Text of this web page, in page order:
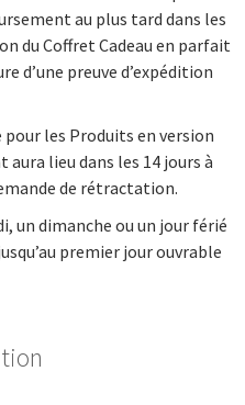
au plus tard dans les
du Coffret Cadeau en parfait
d’une preuve d’expédition
les Produits en version
lieu dans les 14 jours à
de rétractation.
un dimanche ou un jour férié
premier jour ouvrable